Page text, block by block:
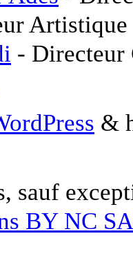
-
&
sauf
BY NC SA